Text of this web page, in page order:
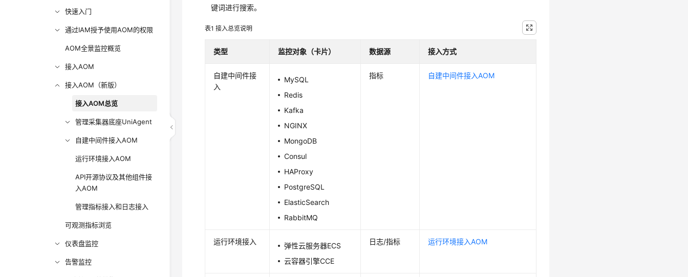
快速入门
通过IAM授予使用AOM的权限
AOM全景监控概览
接入AOM
接入AOM（新版）
接入AOM总览
管理采集器底座UniAgent
自建中间件接入AOM
运行环境接入AOM
API开源协议及其他组件接
入AOM
管理指标接入和日志接入
可观测指标浏览
仪表盘监控
告警监控
键词进行搜索。
表1接入总览说明
类型 监控对象（卡片） 数据源 接入方式
自建中间件接
入
MySQL
Redis
Kafka
NGINX
MongoDB
Consul
HAProxy
PostgreSQL
ElasticSearch
RabbitMQ
指标 自建中间件接入AOM
运行环境接入
弹性云服务器ECS
云容器引擎CCE
日志/指标 运行环境接入AOM